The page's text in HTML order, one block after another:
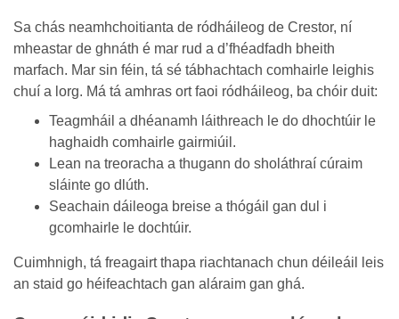
Sa chás neamhchoitianta de ródháileog de Crestor, ní
mheastar de ghnáth é mar rud a d’fhéadfadh bheith
marfach. Mar sin féin, tá sé tábhachtach comhairle leighis
chuí a lorg. Má tá amhras ort faoi ródháileog, ba chóir duit:
Teagmháil a dhéanamh láithreach le do dhochtúir le
haghaidh comhairle gairmiúil.
Lean na treoracha a thugann do sholáthraí cúraim
sláinte go dlúth.
Seachain dáileoga breise a thógáil gan dul i
gcomhairle le dochtúir.
Cuimhnigh, tá freagairt thapa riachtanach chun déileáil leis
an staid go héifeachtach gan aláraim gan ghá.